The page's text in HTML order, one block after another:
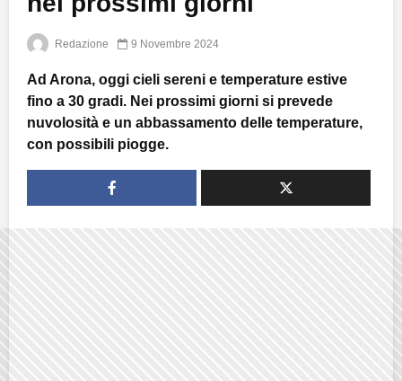
Redazione 9 Novembre 2024
Ad Arona, oggi cieli sereni e temperature estive
fino a 30 gradi. Nei prossimi giorni si prevede
nuvolosità e un abbassamento delle temperature,
con possibili piogge.